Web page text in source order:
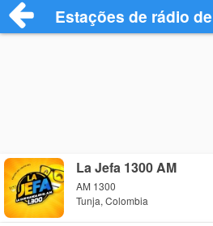
Estações de rádio
La Jefa 1300 AM
AM 1300
Tunja, Colombia